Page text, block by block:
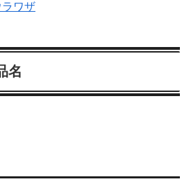
ワザ
名